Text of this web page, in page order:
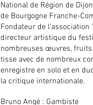
National de Région de
de Bourgogne Franche-
Fondateur de l'association
directeur artistique du
nombreuses œuvres, fruits
tisse avec de nombreux
enregistre en solo et en
la critique internationale.
Bruno Angé : Gambiste